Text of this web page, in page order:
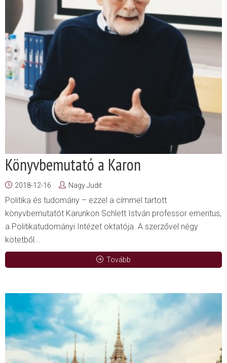
Könyvbemutató a Karon
2018-12-16 Nagy Judit
Politika és tudomány – ezzel a címmel tartott
könyvbemutatót Karunkon Schlett István professor emeritus,
a Politikatudományi Intézet oktatója. A szerzővel négy
kötetből...
Tovább